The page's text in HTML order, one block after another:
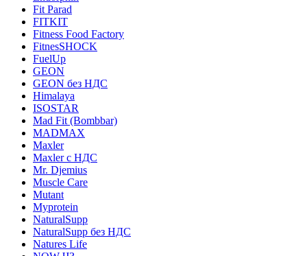
Fit Parad
FITKIT
Fitness Food Factory
FitnesSHOCK
FuelUp
GEON
GEON без НДС
Himalaya
ISOSTAR
Mad Fit (Bombbar)
MADMAX
Maxler
Maxler с НДС
Mr. Djemius
Muscle Care
Mutant
Myprotein
NaturalSupp
NaturalSupp без НДС
Natures Life